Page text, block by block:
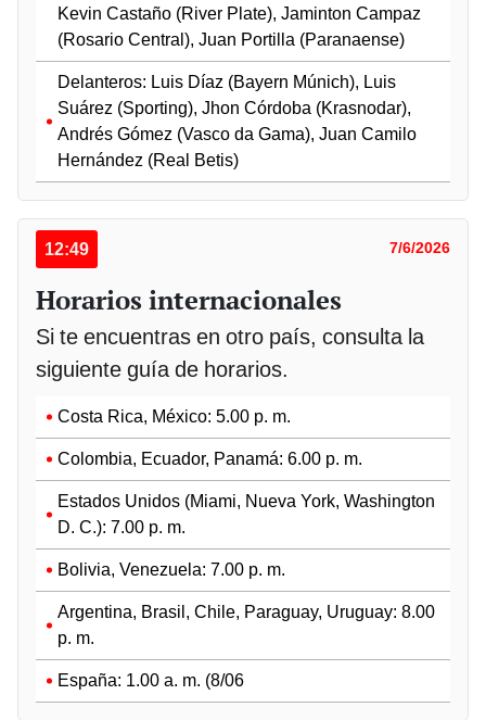
Kevin Castaño (River Plate), Jaminton Campaz
(Rosario Central), Juan Portilla (Paranaense)
Delanteros: Luis Díaz (Bayern Múnich), Luis
Suárez (Sporting), Jhon Córdoba (Krasnodar),
Andrés Gómez (Vasco da Gama), Juan Camilo
Hernández (Real Betis)
12:49 7/6/2026
Horarios internacionales
Si te encuentras en otro país, consulta la
siguiente guía de horarios.
Costa Rica, México: 5.00 p. m.
Colombia, Ecuador, Panamá: 6.00 p. m.
Estados Unidos (Miami, Nueva York, Washington
D. C.): 7.00 p. m.
Bolivia, Venezuela: 7.00 p. m.
Argentina, Brasil, Chile, Paraguay, Uruguay: 8.00
p. m.
España: 1.00 a. m. (8/06